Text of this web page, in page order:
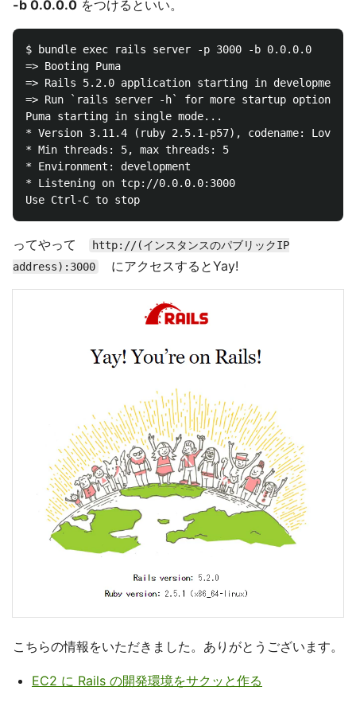
-b 0.0.0.0 をつけるといい。
$ bundle exec rails server -p 3000 -b 0.0.0.0
=> Booting Puma
=> Rails 5.2.0 application starting in development
=> Run `rails server -h` for more startup options
Puma starting in single mode...
* Version 3.11.4 (ruby 2.5.1-p57), codename: Love
* Min threads: 5, max threads: 5
* Environment: development
* Listening on tcp://0.0.0.0:3000
ってやって
http://(インスタンスのパブリックIP
address):3000
にアクセスするとYay!
こちらの情報をいただきました。ありがとうございます。
EC2 に Rails の開発環境をサクッと作る